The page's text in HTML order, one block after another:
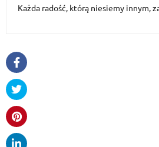
Każda radość, którą niesiemy innym,